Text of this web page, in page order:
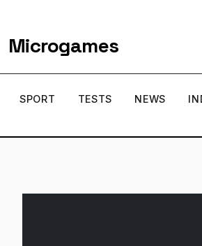
Microgames
SPORT TESTS NEWS